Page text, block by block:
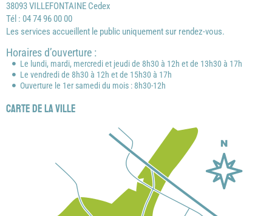
38093 VILLEFONTAINE Cedex
Tél : 04 74 96 00 00
Les services accueillent le public uniquement sur rendez-vous.
Horaires d’ouverture :
Le lundi, mardi, mercredi et jeudi de 8h30 à 12h et de 13h30 à 17h
Le vendredi de 8h30 à 12h et de 15h30 à 17h
Ouverture le 1er samedi du mois : 8h30-12h
Carte de la ville